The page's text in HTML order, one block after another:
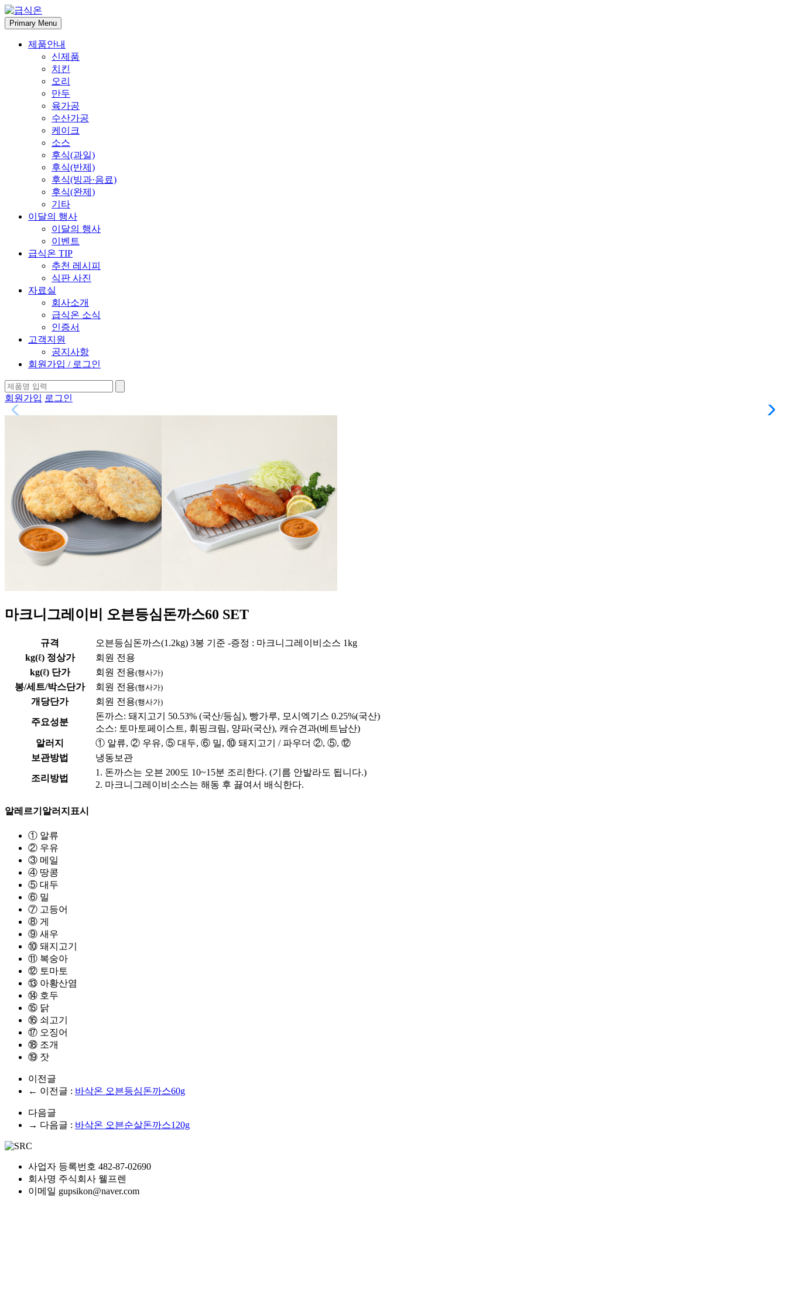
Skip
to
content
Primary Menu
제품안내
신제품
치킨
오리
만두
육가공
수산가공
케이크
소스
후식(과일)
후식(반제)
후식(빙과·음료)
후식(완제)
기타
이달의 행사
이달의 행사
이벤트
급식온 TIP
추천 레시피
식판 사진
자료실
회사소개
급식온 소식
인증서
고객지원
공지사항
회원가입 / 로그인
회원가입 로그인
마크니그레이비 오븐등심돈까스60 SET
규격
오븐등심돈까스(1.2kg) 3봉 기준 -증정 : 마크니그레이비소스 1kg
kg(ℓ) 정상가
회원 전용
kg(ℓ) 단가
회원 전용(행사가)
봉/세트/박스단가 회원 전용(행사가)
개당단가 회원 전용(행사가)
주요성분
돈까스: 돼지고기 50.53% (국산/등심), 빵가루, 모시엑기스 0.25%(국산)
소스: 토마토페이스트, 휘핑크림, 양파(국산), 캐슈견과(베트남산)
알러지
① 알류, ② 우유, ⑤ 대두, ⑥ 밀, ⑩ 돼지고기 / 파우더 ②, ⑤, ⑫
보관방법
냉동보관
조리방법
1. 돈까스는 오븐 200도 10~15분 조리한다. (기름 안발라도 됩니다.)
2. 마크니그레이비소스는 해동 후 끓여서 배식한다.
알레르기 알러지표시
① 알류
② 우유
③ 메일
④ 땅콩
⑤ 대두
⑥ 밀
⑦ 고등어
⑧ 게
⑨ 새우
⑩ 돼지고기
⑪ 복숭아
⑫ 토마토
⑬ 아황산염
⑭ 호두
⑮ 닭
⑯ 쇠고기
⑰ 오징어
⑱ 조개
⑲ 잣
이전글
← 이전글 : 바삭온 오븐등심돈까스60g
다음글
→ 다음글 : 바삭온 오븐순살돈까스120g
사업자 등록번호 482-87-02690
회사명 주식회사 웰프렌
이메일 gupsikon@naver.com